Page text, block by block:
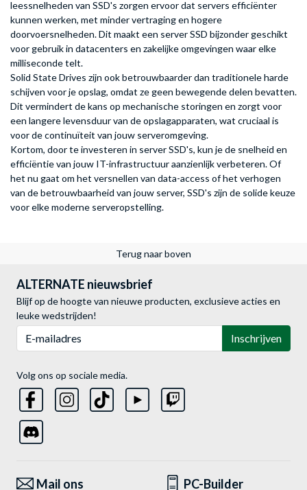
leessnelheden van SSD's zorgen ervoor dat servers efficiënter
kunnen werken, met minder vertraging en hogere
doorvoersnelheden. Dit maakt een server SSD bijzonder geschikt
voor gebruik in datacenters en zakelijke omgevingen waar elke
milliseconde telt.
Solid State Drives zijn ook betrouwbaarder dan traditionele harde
schijven voor je opslag, omdat ze geen bewegende delen bevatten.
Dit vermindert de kans op mechanische storingen en zorgt voor
een langere levensduur van de opslagapparaten, wat cruciaal is
voor de continuïteit van jouw serveromgeving.
Kortom, door te investeren in server SSD's, kun je de snelheid en
efficiëntie van jouw IT-infrastructuur aanzienlijk verbeteren. Of
het nu gaat om het versnellen van data-access of het verhogen
van de betrouwbaarheid van jouw server, SSD's zijn de solide keuze
voor elke moderne serveropstelling.
Terug naar boven
ALTERNATE nieuwsbrief
Blijf op de hoogte van nieuwe producten, exclusieve acties en
leuke wedstrijden!
Inschrijven
Volg ons op sociale media.
Mail ons PC-Builder